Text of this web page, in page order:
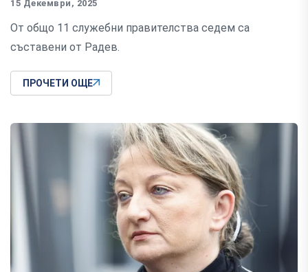
15 Декември, 2025
От общо 11 служебни правителства седем са
съставени от Радев.
ПРОЧЕТИ ОЩЕ